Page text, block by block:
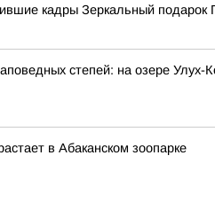
кадры Зеркальный подарок
степей: на озере
в Абаканском зоопарке